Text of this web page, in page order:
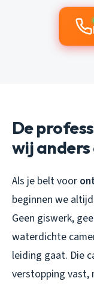
De
wij anders
Als je belt voor
beginnen we
Geen giswerk,
waterdichte
leiding gaat. Die
verstopping